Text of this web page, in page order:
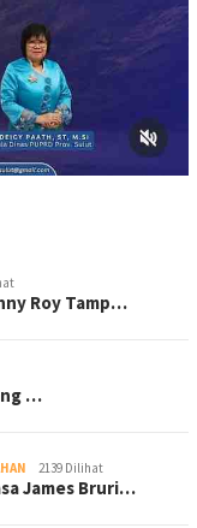
Roy Tamp…
…
2139 Dilihat
James Bruri…